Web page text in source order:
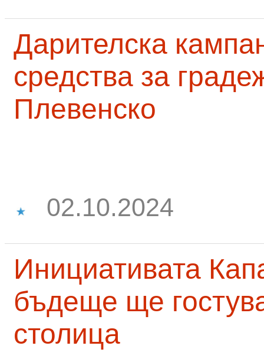
Дарителска
средства за
Плевенско
02.10.2024
Инициативата
бъдеще ще
столица